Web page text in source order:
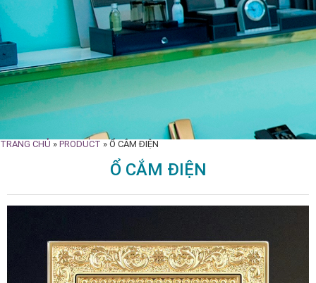
TRANG CHỦ » PRODUCT » Ổ CẮM ĐIỆN
Ổ CẮM ĐIỆN